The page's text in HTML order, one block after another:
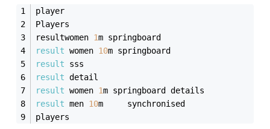
player
Players
resultwomen 1m springboard
result women 10m springboard
result sss
result detail
result women 1m springboard details
result men 10m     synchronised
players